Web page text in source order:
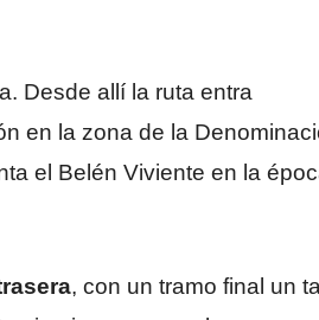
Desde allí la ruta entra
en la zona de la
el Belén Viviente en la
, con un tramo final un